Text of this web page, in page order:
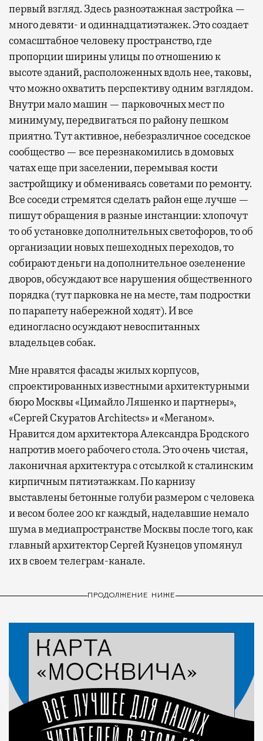
первый взгляд. Здесь разноэтажная застройка —
много девяти- и одиннадцатиэтажек. Это создает
сомасштабное человеку пространство, где
пропорции ширины улицы по отношению к
высоте зданий, расположенных вдоль нее, таковы,
что можно охватить перспективу одним взглядом.
Внутри мало машин — парковочных мест по
минимуму, передвигаться по району пешком
приятно. Тут активное, небезразличное соседское
сообщество — все перезнакомились в домовых
чатах еще при заселении, перемывая кости
застройщику и обмениваясь советами по ремонту.
Все соседи стремятся сделать район еще лучше —
пишут обращения в разные инстанции: хлопочут
то об установке дополнительных светофоров, то об
организации новых пешеходных переходов, то
собирают деньги на дополнительное озеленение
дворов, обсуждают все нарушения общественного
порядка (тут парковка не на месте, там подростки
по парапету набережной ходят). И все
единогласно осуждают невоспитанных
владельцев собак.
Мне нравятся фасады жилых корпусов,
спроектированных известными архитектурными
бюро Москвы «Цимайло Ляшенко и партнеры»,
«Сергей Скуратов Architects» и «Меганом».
Нравится дом архитектора Александра Бродского
напротив моего рабочего стола. Это очень чистая,
лаконичная архитектура с отсылкой к сталинским
кирпичным пятиэтажкам. По карнизу
выставлены бетонные голуби размером с человека
и весом более 200 кг каждый, наделавшие немало
шума в медиапространстве Москвы после того, как
главный архитектор Сергей Кузнецов упомянул
их в своем телеграм-канале.
ПРОДОЛЖЕНИЕ НИЖЕ